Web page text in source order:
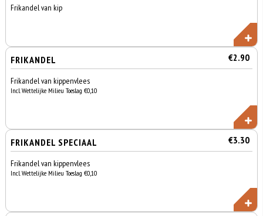
Frikandel van kip
FRIKANDEL €2.90
Frikandel van kippenvlees
Incl. Wettelijke Milieu Toeslag €0,10
FRIKANDEL SPECIAAL €3.30
Frikandel van kippenvlees
Incl. Wettelijke Milieu Toeslag €0,10